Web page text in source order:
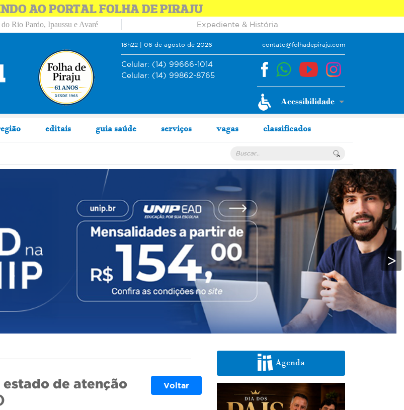
AO PORTAL FOLHA DE PIRAJU
Rio Pardo, Ipaussu e Avaré Expediente & História
18h22 | 06 de agosto de 2026 contato@folhadepiraju.com
Celular: (14) 99666-1014
Celular: (14) 99862-8765
editais guia saúde serviços vagas classificados
>
Voltar
estado de atenção
Agenda